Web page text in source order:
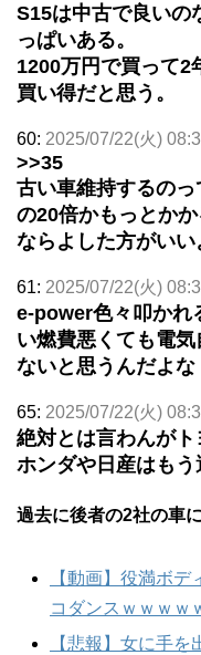
S15は中古で良いの
っぱいある。
1200万円で買って2
買い得だと思う。
60: 2025/07/22(火)
>>35
古い車維持するの
の20倍かもっとか
ならよした方がいい
61: 2025/07/22(火)
e-power色々叩かれ
い燃費悪くても電
ないと思うんだよな
65: 2025/07/22(火)
絶対とは言わんが
ホンダや日産はも
過去に後者の2社の車
【動画】役満ボ
コダンスｗｗｗｗ
【悲報】女に手